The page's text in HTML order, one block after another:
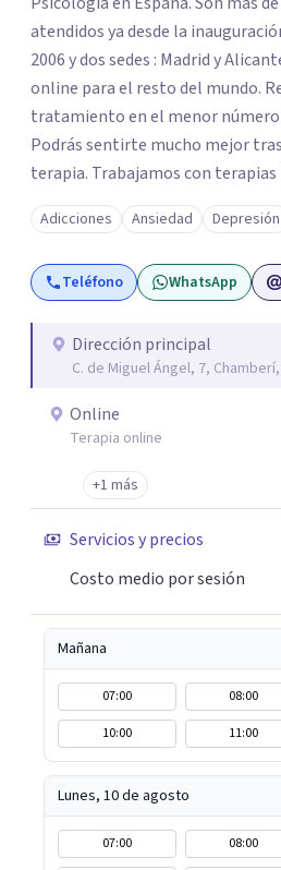
atendidos ya desde la
2006 y dos sedes : Madrid y
online para el resto del mundo. Realizamos tu
tratamiento en el menor número
Podrás sentirte mucho mejor
terapia. Trabajamos con terapias
terapia te resultará de utilidad y
tus objetivos. Entre nuestras
terapia de pareja y sexual, así
problemas emocionales,
además con un servicio de
trabajo de "Terapia del Alma".
Adicciones Ansiedad Depresión
Teléfono WhatsApp
Dirección principal
C. de Miguel Ángel, 7,
Online
Terapia online
+1 más
Servicios y precios
Costo medio por sesión
Mañana
07:00 08:00
10:00
11:00
Lunes, 10 de agosto
07:00 08:00